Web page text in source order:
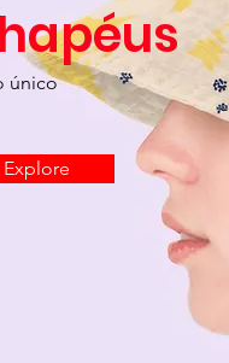
único
Explore